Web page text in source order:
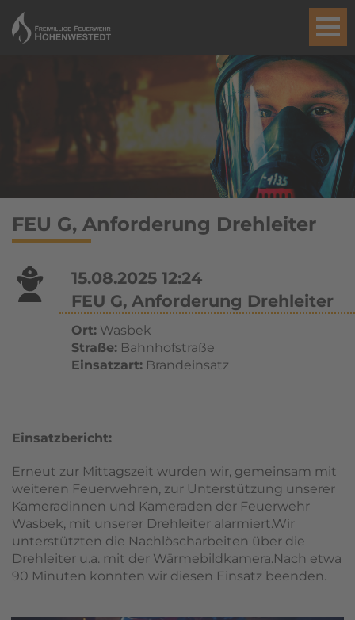
FEU G, Anforderung Drehleiter
15.08.2025 12:24
FEU G, Anforderung Drehleiter
Ort:Wasbek
Straße:Bahnhofstraße
Einsatzart:Brandeinsatz
Einsatzbericht:
Erneut zur Mittagszeit wurden wir, gemeinsam mit
weiteren Feuerwehren, zur Unterstützung unserer
Kameradinnen und Kameraden der Feuerwehr
Wasbek, mit unserer Drehleiter alarmiert.Wir
unterstützten die Nachlöscharbeiten über die
Drehleiter u.a. mit der Wärmebildkamera.Nach etwa
90 Minuten konnten wir diesen Einsatz beenden.